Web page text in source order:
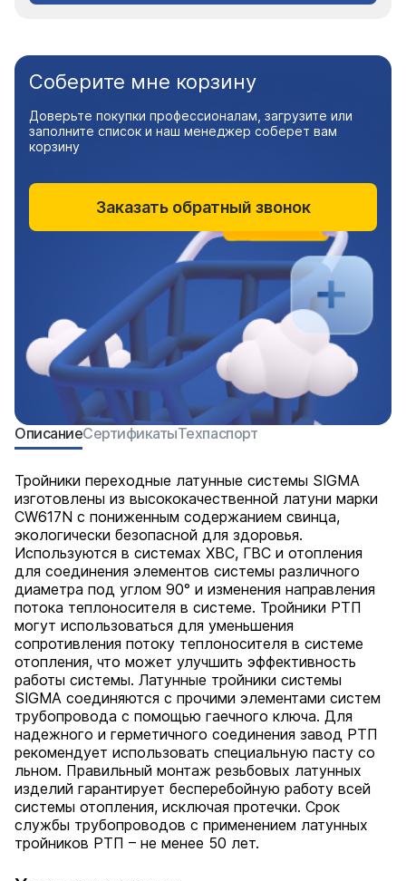
ОписаниеСертификатыТехпаспорт
Тройники переходные латунные системы SIGMA
изготовлены из высококачественной латуни марки
CW617N с пониженным содержанием свинца,
экологически безопасной для здоровья.
Используются в системах ХВС, ГВС и отопления
для соединения элементов системы различного
диаметра под углом 90° и изменения направления
потока теплоносителя в системе. Тройники РТП
могут использоваться для уменьшения
сопротивления потоку теплоносителя в системе
отопления, что может улучшить эффективность
работы системы. Латунные тройники системы
SIGMA соединяются с прочими элементами систем
трубопровода с помощью гаечного ключа. Для
надежного и герметичного соединения завод РТП
рекомендует использовать специальную пасту со
льном. Правильный монтаж резьбовых латунных
изделий гарантирует бесперебойную работу всей
системы отопления, исключая протечки. Срок
службы трубопроводов с применением латунных
тройников РТП – не менее 50 лет.
Соберите мне корзину
Доверьте покупки профессионалам, загрузите или
заполните список и наш менеджер соберет вам
корзину
Заказать обратный звонок